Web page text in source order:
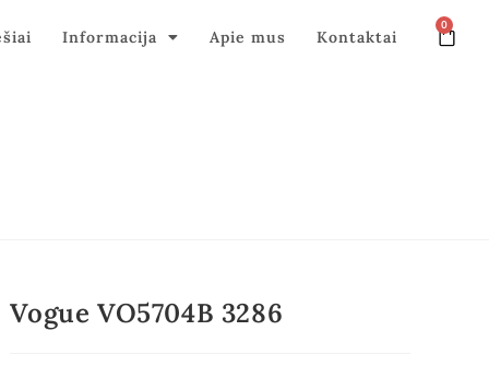
Informacija Apie mus Kontaktai
0
Vogue VO5704B 3286